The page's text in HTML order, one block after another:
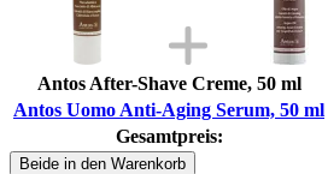
Antos After-Shave Creme, 50 ml
Antos Uomo Anti-Aging Serum, 50 ml
Gesamtpreis:
Beide in den Warenkorb